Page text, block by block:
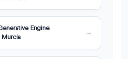
Engine